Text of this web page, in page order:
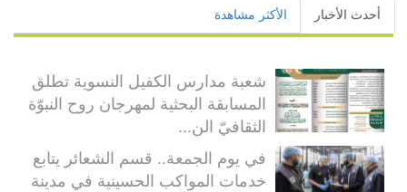
أحدث الأخبار الأكثر مشاهدة
شعبة مدارس الكفيل النسوية تطلق
المسابقة البحثية لمهرجان روح النبوّة
الثقافيّ الن...
في يوم الجمعة.. قسم الشعائر يتابع
خدمات المواكب الحسينية في مدينة